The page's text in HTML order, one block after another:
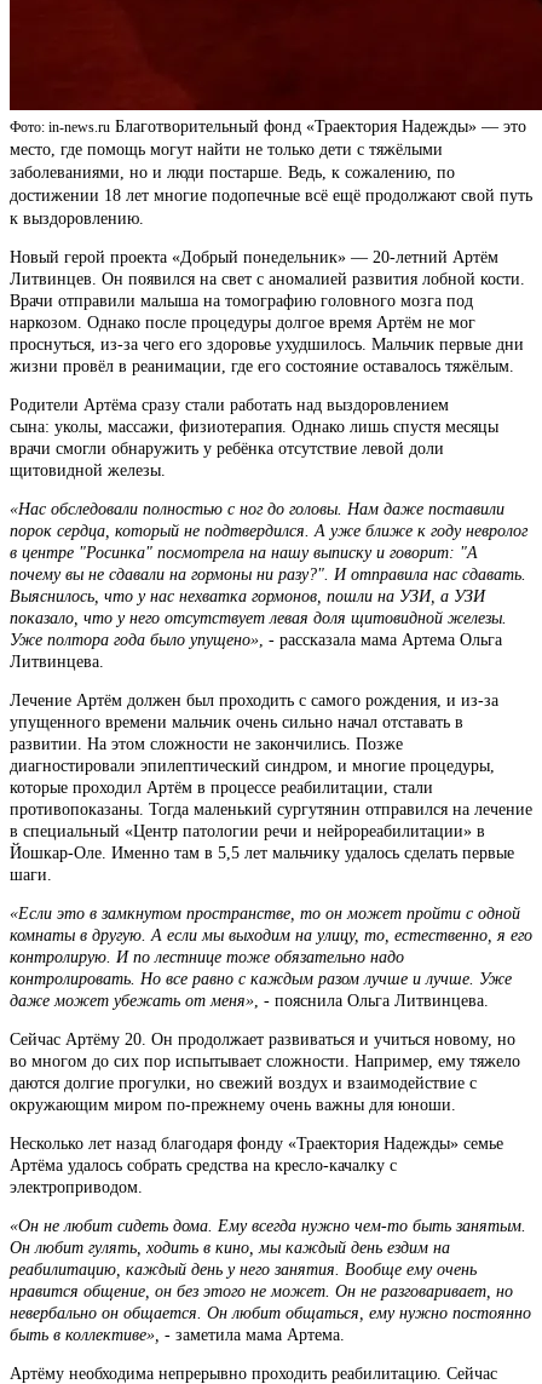
Фото: in-news.ru Благотворительный фонд «Траектория Надежды» — это
место, где помощь могут найти не только дети с тяжёлыми
заболеваниями, но и люди постарше. Ведь, к сожалению, по
достижении 18 лет многие подопечные всё ещё продолжают свой путь
к выздоровлению.
Новый герой проекта «Добрый понедельник» — 20-летний Артём
Литвинцев. Он появился на свет с аномалией развития лобной кости.
Врачи отправили малыша на томографию головного мозга под
наркозом. Однако после процедуры долгое время Артём не мог
проснуться, из-за чего его здоровье ухудшилось. Мальчик первые дни
жизни провёл в реанимации, где его состояние оставалось тяжёлым.
Родители Артёма сразу стали работать над выздоровлением
сына: уколы, массажи, физиотерапия. Однако лишь спустя месяцы
врачи смогли обнаружить у ребёнка отсутствие левой доли
щитовидной железы.
«Нас обследовали полностью с ног до головы. Нам даже поставили
порок сердца, который не подтвердился. А уже ближе к году невролог
в центре "Росинка" посмотрела на нашу выписку и говорит: "А
почему вы не сдавали на гормоны ни разу?". И отправила нас сдавать.
Выяснилось, что у нас нехватка гормонов, пошли на УЗИ, а УЗИ
показало, что у него отсутствует левая доля щитовидной железы.
Уже полтора года было упущено» , - рассказала мама Артема Ольга
Литвинцева.
Лечение Артём должен был проходить с самого рождения, и из-за
упущенного времени мальчик очень сильно начал отставать в
развитии. На этом сложности не закончились. Позже
диагностировали эпилептический синдром, и многие процедуры,
которые проходил Артём в процессе реабилитации, стали
противопоказаны. Тогда маленький сургутянин отправился на лечение
в специальный «Центр патологии речи и нейрореабилитации» в
Йошкар-Оле. Именно там в 5,5 лет мальчику удалось сделать первые
шаги.
«Если это в замкнутом пространстве, то он может пройти с одной
комнаты в другую. А если мы выходим на улицу, то, естественно, я его
контролирую. И по лестнице тоже обязательно надо
контролировать. Но все равно с каждым разом лучше и лучше. Уже
даже может убежать от меня» , - пояснила Ольга Литвинцева.
Сейчас Артёму 20. Он продолжает развиваться и учиться новому, но
во многом до сих пор испытывает сложности. Например, ему тяжело
даются долгие прогулки, но свежий воздух и взаимодействие с
окружающим миром по-прежнему очень важны для юноши.
Несколько лет назад благодаря фонду «Траектория Надежды» семье
Артёма удалось собрать средства на кресло-качалку с
электроприводом.
«Он не любит сидеть дома. Ему всегда нужно чем-то быть занятым.
Он любит гулять, ходить в кино, мы каждый день ездим на
реабилитацию, каждый день у него занятия. Вообще ему очень
нравится общение, он без этого не может. Он не разговаривает, но
невербально он общается. Он любит общаться, ему нужно постоянно
быть в коллективе», - заметила мама Артема.
Артёму необходима непрерывно проходить реабилитацию. Сейчас